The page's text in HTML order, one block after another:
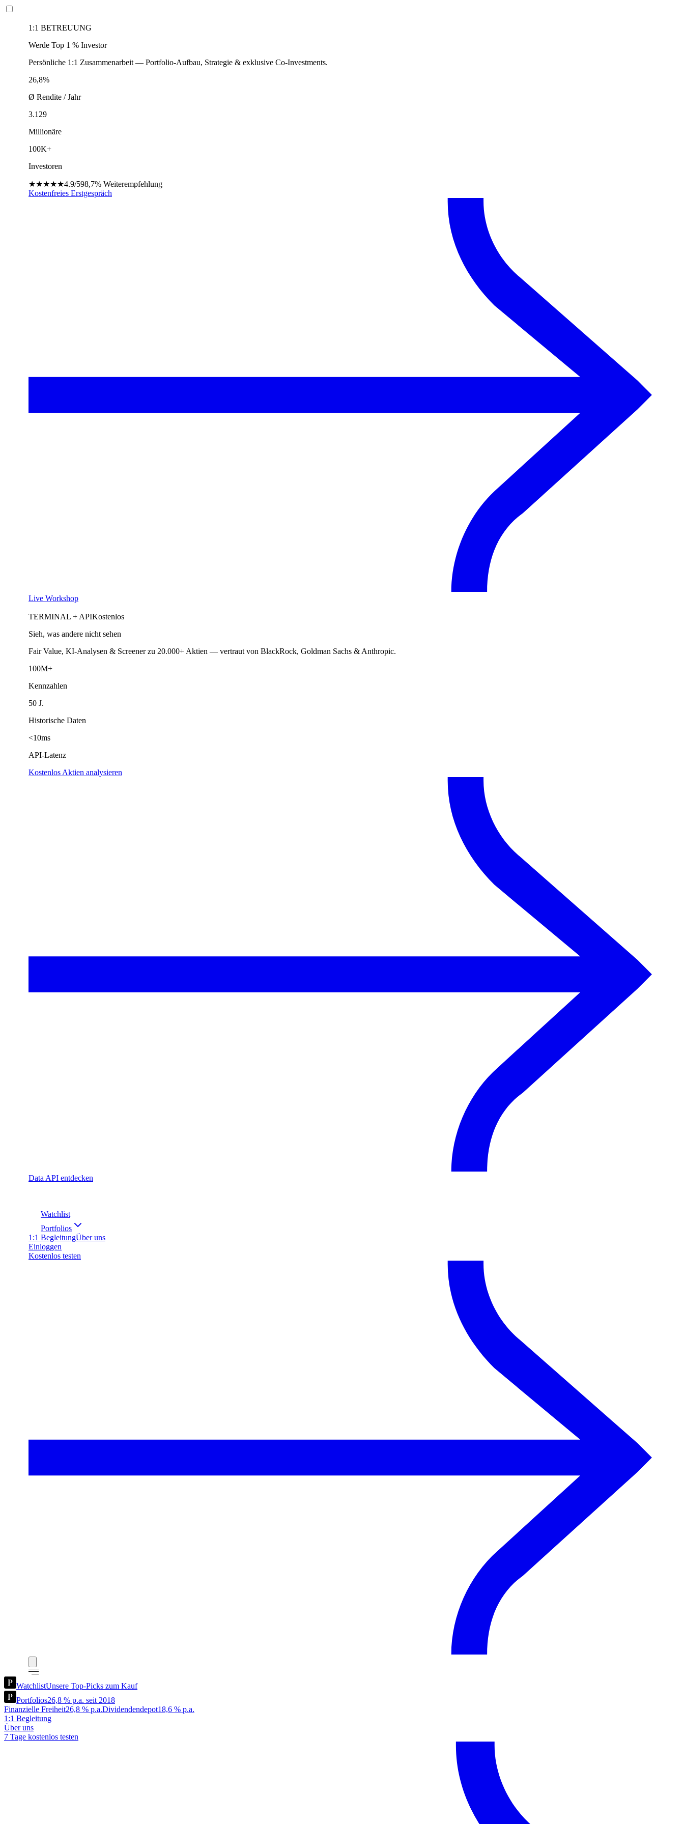
1:1 BETREUUNG
Werde Top 1 % Investor
Persönliche 1:1 Zusammenarbeit — Portfolio-Aufbau, Strategie & exklusive Co-Investments.
26,8%
Ø Rendite / Jahr
3.129
Millionäre
100K+
Investoren
★★★★★4.9/598,7% Weiterempfehlung
Kostenfreies Erstgespräch
Live Workshop
TERMINAL + APIKostenlos
Sieh, was andere nicht sehen
Fair Value, KI-Analysen & Screener zu 20.000+ Aktien — vertraut von BlackRock, Goldman Sachs & Anthropic.
100M+
Kennzahlen
50 J.
Historische Daten
<10ms
API-Latenz
Kostenlos Aktien analysieren
Data API entdecken
Watchlist
Portfolios
1:1 BegleitungÜber uns
Einloggen
Kostenlos testen
WatchlistUnsere Top-Picks zum Kauf
Portfolios26,8 % p.a. seit 2018
Finanzielle Freiheit26,8 % p.a.Dividendendepot18,6 % p.a.
1:1 Begleitung
Über uns
7 Tage kostenlos testen